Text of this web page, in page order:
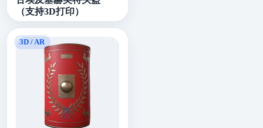
（支持3D打印）